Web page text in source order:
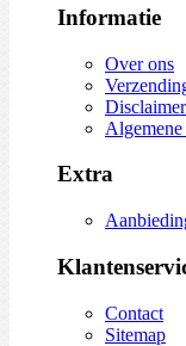
Informatie
Over ons
Disclaimer
Extra
Contact
Sitemap